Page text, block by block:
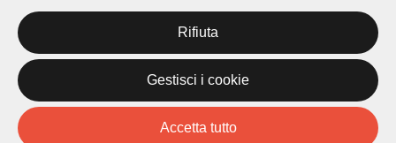
Privacy Policy
Credits
Homepage
Temi
Storie
Rifiuta
Gestisci i cookie
Accetta tutto